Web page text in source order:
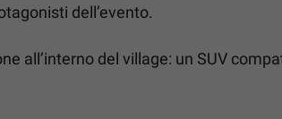
dell’evento.
all’interno del village: un SUV